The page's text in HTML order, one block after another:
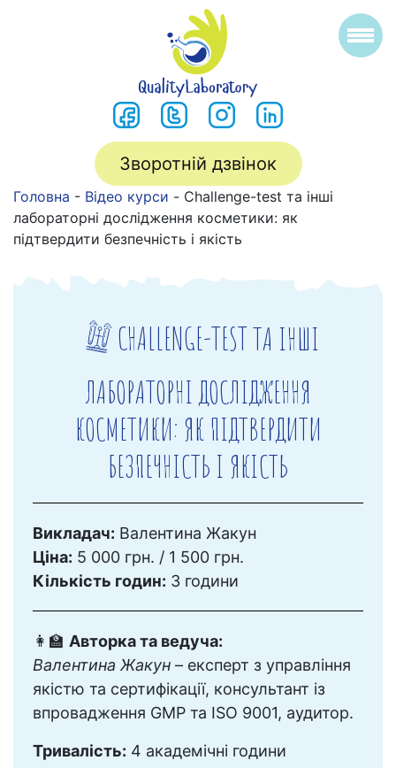
Зворотній дзвінок
Головна - Відео курси - Challenge-test та інші
лабораторні дослідження косметики: як
підтвердити безпечність і якість
CHALLENGE-TEST ТА ІНШІ
ЛАБОРАТОРНІ ДОСЛІДЖЕННЯ
КОСМЕТИКИ: ЯК ПІДТВЕРДИТИ
БЕЗПЕЧНІСТЬ І ЯКІСТЬ
Викладач: Валентина Жакун
Ціна: 5 000 грн. / 1 500 грн.
Кількість годин: 3 години
👩‍🏫 Авторка та ведуча:
Валентина Жакун – експерт з управління
якістю та сертифікації, консультант із
впровадження GMP та ISO 9001, аудитор.
Тривалість: 4 академічні години